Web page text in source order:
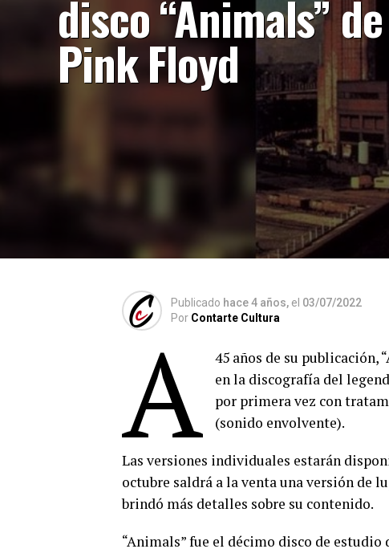
disco “Animals” de
Pink Floyd
Publicado hace 4 años, el 03/07/2022
Por Contarte Cultura
A
45 años de su publicación,
en la discografía del
por primera vez con
(sonido envolvente).
Las versiones individuales estarán
octubre saldrá a la venta una versión de
brindó más detalles sobre su contenido.
“Animals” fue el décimo disco de estudio